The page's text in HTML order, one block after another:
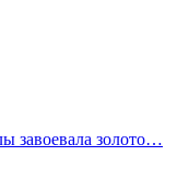
завоевала золото…